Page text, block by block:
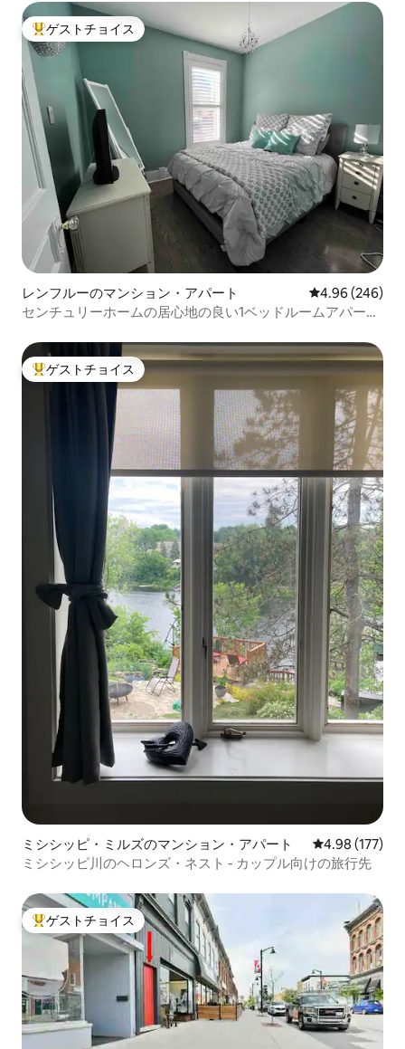
大好評のゲストチョイスです。
ゲストチョイス
レンフルーのマンション・アパート レビュー246
4.96 (246)
センチュリーホームの居心地の良い1ベッドルームアパート
大好評のゲストチョイスです。
ゲストチョイス
ミシシッピ・ミルズのマンション・アパート レビュー177
4.98 (177)
ミシシッピ川のヘロンズ・ネスト - カップル向けの旅行先
大好評のゲストチョイスです。
ゲストチョイス